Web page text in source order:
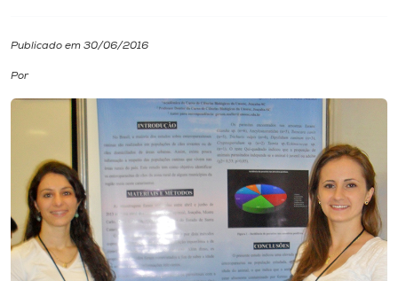
CPA
Biblioteca
Rádio
Museu
Publicado em 30/06/2016
Por